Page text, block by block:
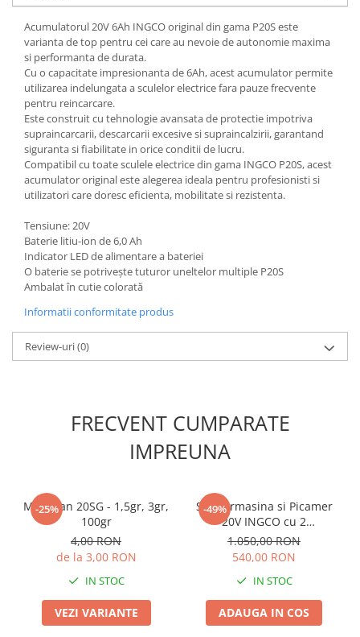
Tratamente repaus vegetativ
Ingrasaminte plante
Ingrasaminte plante
Ingrasaminte plante - CUTIE / KG
Ingrasaminte plante - ECOLOGICE
Ingrasaminte plante - FLORI
Ingrasaminte plante - FLORI - GEL
Casa, Gradina
Accesorii agricole
Accesorii gard electric
Accesorii irigat
Araci/ Suporti plante
Candele / Rezerve / Lumanari
Carabine/ carlige
Diverse casa si gradina
Fir/Ata de legat
Motofierastrau / Drujba
Pila motofierastrau / drujba
Plantator
Plasa de umbrire
Plase plante
Pompa de apa curata/murdara
Acumulatorul 20V 6Ah INGCO original din gama P20S este
varianta de top pentru cei care au nevoie de autonomie maxima
si performanta de durata.
Cu o capacitate impresionanta de 6Ah, acest acumulator permite
utilizarea indelungata a sculelor electrice fara pauze frecvente
pentru reincarcare.
Este construit cu tehnologie avansata de protectie impotriva
supraincarcarii, descarcarii excesive si supraincalzirii, garantand
siguranta si fiabilitate in orice conditii de lucru.
Compatibil cu toate sculele electrice din gama INGCO P20S, acest
acumulator original este alegerea ideala pentru profesionisti si
utilizatori care doresc eficienta, mobilitate si rezistenta.
Tensiune: 20V
Baterie litiu-ion de 6,0 Ah
Indicator LED de alimentare a bateriei
O baterie se potrivește tuturor uneltelor multiple P20S
Ambalat în cutie colorată
Informatii conformitate produs
Review-uri(0)
FRECVENT CUMPARATE
IMPREUNA
-25%
Mospilan 20SG - 1,5gr, 3gr,
100gr
4,00 RON
de la 3,00 RON
IN STOC
VEZI VARIANTE
-49%
Set Bormasina si Picamer
20V INGCO cu 2
acumulatori si geanta
1.050,00 RON
540,00 RON
IN STOC
ADAUGA IN COS